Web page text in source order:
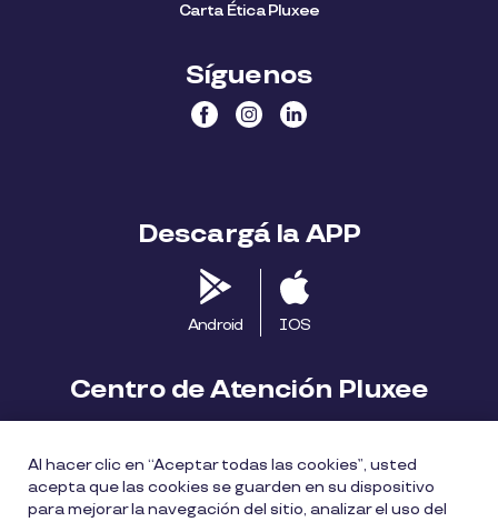
Carta Ética Pluxee
Síguenos
Descargá la APP
Android IOS
Centro de Atención Pluxee
consumidores.uy@pluxeegroup.com
Al hacer clic en “Aceptar todas las cookies”, usted
acepta que las cookies se guarden en su dispositivo
para mejorar la navegación del sitio, analizar el uso del